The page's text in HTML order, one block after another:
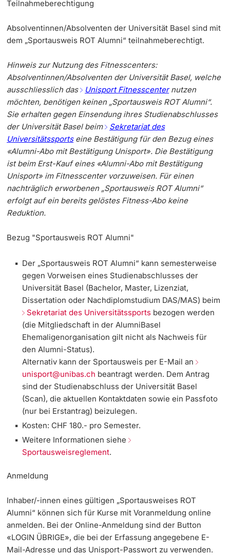
Doktorierende
weitere Informationen
Fördernde & Alumni
weitere Informationen
weitere Informationen
Weiterbildung
Universität
Informationstechnologie (IVIT)
Vizerektorat Forschung
Vizerektorat Lehre
Vizerektorat People & Culture
Teilnahmeberechtigung
Über uns
AlumniBasel
Direktion Infrastruktur & Betrieb
Direktion Finanzen
Fakultäten & Departemente
Netzwerke & Partnerschaften
Universität & Gesellschaft
Jobs & Karriere
Immobilien & Bauprojekte
Rechtserlasse
Fundraising
Notfall & Beratung
Kontakt & Anfahrt
Teilnahmeberechtigung
Absolventinnen/Absolventen der Universität Basel sind mit
dem „Sportausweis ROT Alumni“ teilnahmeberechtigt.
Hinweis zur Nutzung des Fitnesscenters:
Absolventinnen/Absolventen der Universität Basel, welche
ausschliesslich das Unisport Fitnesscenternutzen
möchten, benötigen keinen „Sportausweis ROT Alumni“.
Sie erhalten gegen Einsendung ihres Studienabschlusses
der Universität Basel beim Sekretariat des
Universitätssportseine Bestätigung für den Bezug eines
«Alumni-Abo mit Bestätigung Unisport». Die Bestätigung
ist beim Erst-Kauf eines «Alumni-Abo mit Bestätigung
Unisport» im Fitnesscenter vorzuweisen. Für einen
nachträglich erworbenen „Sportausweis ROT Alumni“
erfolgt auf ein bereits gelöstes Fitness-Abo keine
Reduktion.
Bezug "Sportausweis ROT Alumni"
Der „Sportausweis ROT Alumni“ kann semesterweise
gegen Vorweisen eines Studienabschlusses der
Universität Basel (Bachelor, Master, Lizenziat,
Dissertation oder Nachdiplomstudium DAS/MAS) beim
Sekretariat des Universitätssports bezogen werden
(die Mitgliedschaft in der AlumniBasel
Ehemaligenorganisation gilt nicht als Nachweis für
den Alumni-Status).
Alternativ kann der Sportausweis per E-Mail an
unisport@unibas.ch beantragt werden. Dem Antrag
sind der Studienabschluss der Universität Basel
(Scan), die aktuellen Kontaktdaten sowie ein Passfoto
(nur bei Erstantrag) beizulegen.
Kosten: CHF 180.- pro Semester.
Weitere Informationen siehe
Sportausweisreglement.
Anmeldung
Inhaber/-innen eines gültigen „Sportausweises ROT
Alumni“ können sich für Kurse mit Voranmeldung online
anmelden. Bei der Online-Anmeldung sind der Button
«LOGIN ÜBRIGE», die bei der Erfassung angegebene E-
Mail-Adresse und das Unisport-Passwort zu verwenden.